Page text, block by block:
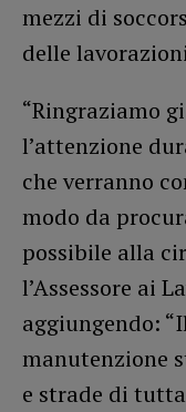
mezzi di
delle
“Ringraziamo
l’attenzione
che verranno
modo da
possibile alla
l’Assessore ai
aggiungendo:
manutenzione
e strade di